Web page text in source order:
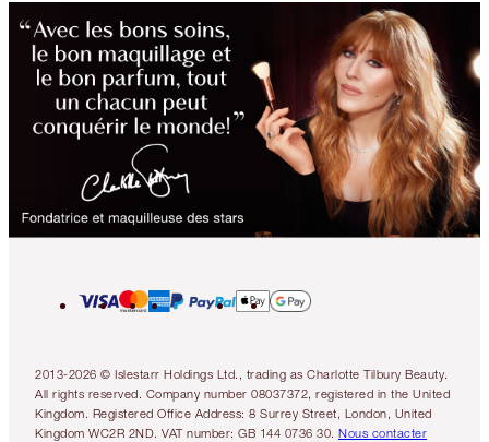
2013-2026 © Islestarr Holdings Ltd., trading as Charlotte Tilbury Beauty.
All rights reserved. Company number 08037372, registered in the United
Kingdom. Registered Office Address: 8 Surrey Street, London, United
Kingdom WC2R 2ND. VAT number: GB 144 0736 30. Nous contacter